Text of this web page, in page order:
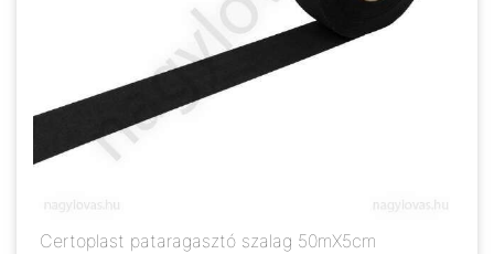
Certoplast pataragasztó szalag 50mX5cm